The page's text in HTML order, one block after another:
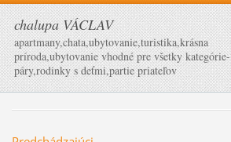
chalupa VÁCLAV
apartmany,chata,ubytovanie,turistika,krásna
príroda,ubytovanie vhodné pre všetky kategórie-
páry,rodinky s deťmi,partie priateľov